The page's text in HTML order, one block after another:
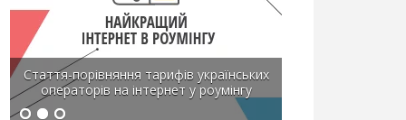
Стаття-порівняння тарифів українських
операторів на інтернет у роумінгу